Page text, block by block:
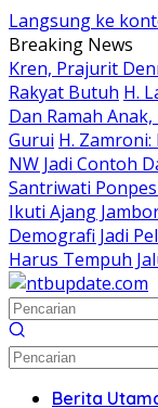
Langsung ke
Breaking News
Kren, Prajurit
Rakyat Butuh H.
Dan Ramah
Gurui H.
NW Jadi Contoh
Santriwati
Ikuti Ajang
Demografi Jadi
Harus Tempuh
Berita